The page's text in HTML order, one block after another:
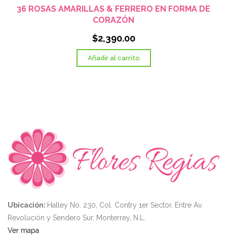
36 ROSAS AMARILLAS & FERRERO EN FORMA DE
CORAZÓN
$2,390.00
Añadir al carrito
Ubicación: Halley No. 230, Col. Contry 1er Sector, Entre Av.
Revolución y Sendero Sur, Monterrey, N.L.
Ver mapa